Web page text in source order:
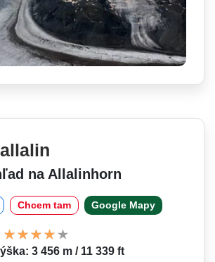
na Allalinhorn
Chcem tam Google Mapy
3 456 m / 11 339 ft